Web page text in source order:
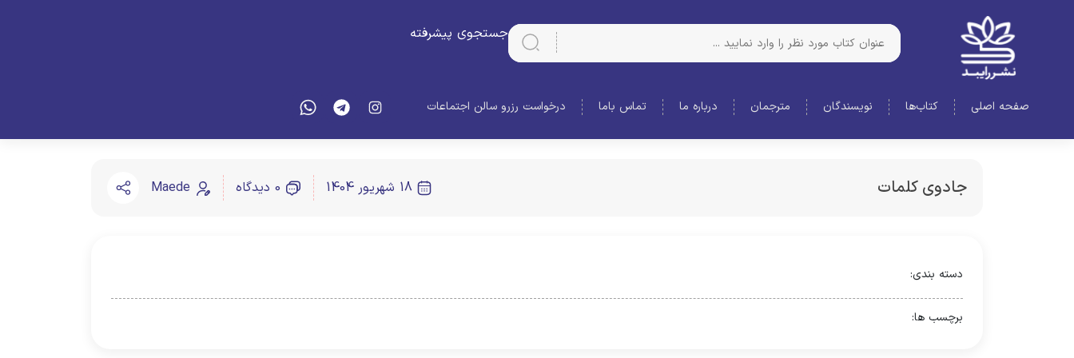
جستجوی پیشرفته
صفحه اصلی کتاب‌ها نویسندگان مترجمان درباره ما تماس باما درخواست رزرو سالن اجتماعات
جادوی کلمات
دسته بندی:
برچسب ها: